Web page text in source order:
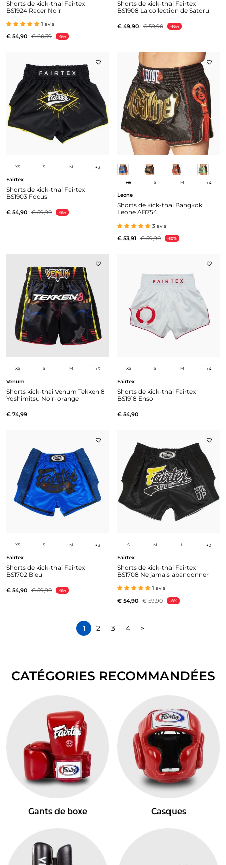
Shorts de kick-thai Fairtex
BS1924 Racer Noir
1 avis
€ 54,90 € 60,39 -9%
Shorts de kick-thai Fairtex
BS1908 La collection de Satoru
€ 49,90 € 59,90 -16%
XS S M +3
Fairtex
Shorts de kick-thai Fairtex
BS1903 Focus
€ 54,90 € 59,90 -8%
XS S M +4
Leone
Shorts de kick-thai Bangkok
Leone AB754
3 avis
€ 53,91 € 59,90 -10%
XS S M +3
Venum
Shorts kick-thai Venum Tekken 8
Yoshimitsu Noir-orange
€ 74,99
XS S M +4
Fairtex
Shorts de kick-thai Fairtex
BS1918 Enso
€ 54,90
XS S M +3
Fairtex
Shorts de kick-thai Fairtex
BS1702 Bleu
€ 54,90 € 59,90 -8%
S M L +2
Fairtex
Shorts de kick-thai Fairtex
BS1708 Ne jamais abandonner
1 avis
€ 54,90 € 59,90 -8%
1 2 3 4 >
CATÉGORIES RECOMMANDÉES
Gants de boxe Casques